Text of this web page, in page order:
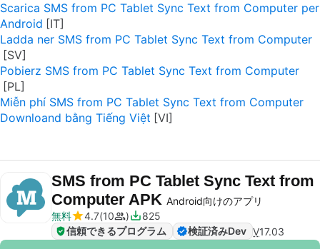
Scarica SMS from PC Tablet Sync Text from Computer per
Android
Ladda ner SMS from PC Tablet Sync Text from Computer
Pobierz SMS from PC Tablet Sync Text from Computer
Miễn phí SMS from PC Tablet Sync Text from Computer
Downloand bằng Tiếng Việt
SMS from PC Tablet Sync Text from
Computer APK Android向けのアプリ
無料
4.7 10
825
信頼できるプログラム
検証済みDev V17.03